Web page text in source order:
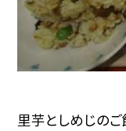
里芋としめじのご